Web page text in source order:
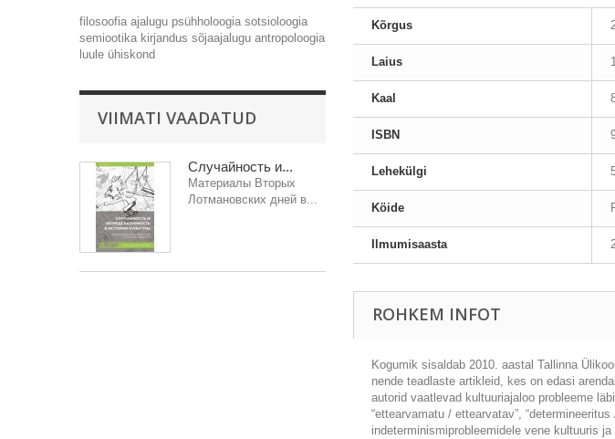
filosoofia ajalugu psühholoogia sotsioloogia
semiootika kirjandus sõjaajalugu antropoloogia
luule ühiskond
VIIMATI VAADATUD
Случайность и...
Материалы Вторых
Лотмановских дней в...
Kõrgus
Laius
Kaal
ISBN
Lehekülgi
Köide
Ilmumisaasta
ROHKEM INFOT
Kogumik sisaldab 2010. aastal Tallinna
nende teadlaste artikleid, kes on edasi
autorid vaatlevad kultuuriajaloo probleeme
“ettearvamatu / ettearvatav”,
indeterminismiprobleemidele vene kultuuris